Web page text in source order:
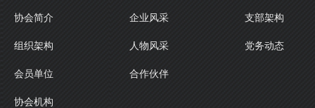
协会简介
组织架构
会员单位
协会机构
企业风采
人物风采
合作伙伴
支部架构
党务动态